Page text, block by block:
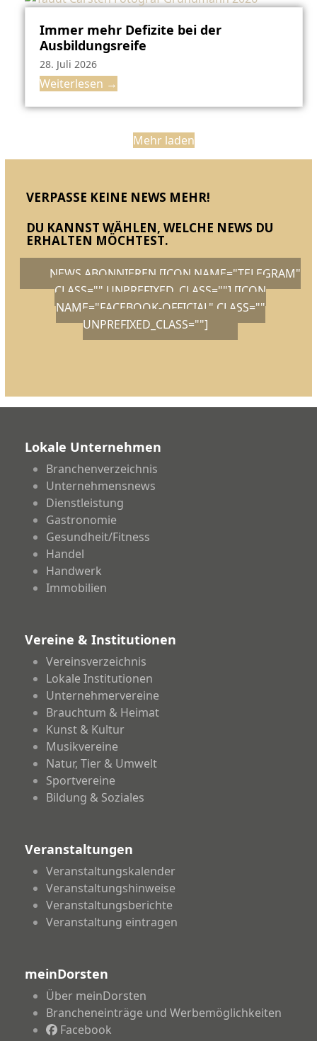
Immer mehr Defizite bei der
Ausbildungsreife
28. Juli 2026
Weiterlesen →
Mehr laden
VERPASSE KEINE NEWS MEHR!
DU KANNST WÄHLEN, WELCHE NEWS DU
ERHALTEN MÖCHTEST.
NEWS ABONNIEREN [ICON NAME="TELEGRAM"
CLASS="" UNPREFIXED_CLASS=""] [ICON
NAME="FACEBOOK-OFFICIAL" CLASS=""
UNPREFIXED_CLASS=""]
Lokale Unternehmen
Branchenverzeichnis
Unternehmensnews
Dienstleistung
Gastronomie
Gesundheit/Fitness
Handel
Handwerk
Immobilien
Vereine & Institutionen
Vereinsverzeichnis
Lokale Institutionen
Unternehmervereine
Brauchtum & Heimat
Kunst & Kultur
Musikvereine
Natur, Tier & Umwelt
Sportvereine
Bildung & Soziales
Veranstaltungen
Veranstaltungskalender
Veranstaltungshinweise
Veranstaltungsberichte
Veranstaltung eintragen
meinDorsten
Über meinDorsten
Brancheneinträge und Werbemöglichkeiten
Facebook